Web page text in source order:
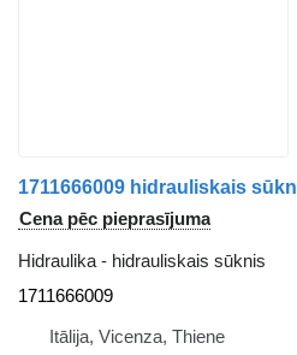
Cena pēc pieprasījuma
Hidraulika - hidrauliskais sūknis
1711666009
Itālija, Vicenza, Thiene